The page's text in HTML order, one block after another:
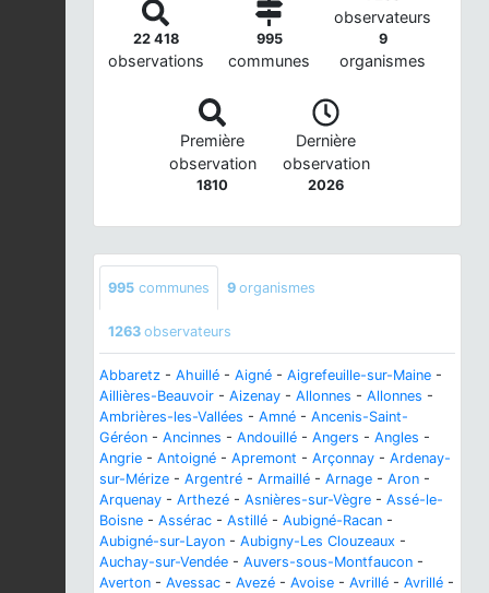
22 418
observations
995
communes
observateurs
9
organismes
Première
observation
1810
Dernière
observation
2026
995 communes 9 organismes
1263 observateurs
Abbaretz - Ahuillé - Aigné - Aigrefeuille-sur-Maine -
Aillières-Beauvoir - Aizenay - Allonnes - Allonnes -
Ambrières-les-Vallées - Amné - Ancenis-Saint-
Géréon - Ancinnes - Andouillé - Angers - Angles -
Angrie - Antoigné - Apremont - Arçonnay - Ardenay-
sur-Mérize - Argentré - Armaillé - Arnage - Aron -
Arquenay - Arthezé - Asnières-sur-Vègre - Assé-le-
Boisne - Assérac - Astillé - Aubigné-Racan -
Aubigné-sur-Layon - Aubigny-Les Clouzeaux -
Auchay-sur-Vendée - Auvers-sous-Montfaucon -
Averton - Avessac - Avezé - Avoise - Avrillé - Avrillé -